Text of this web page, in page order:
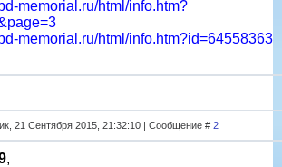
memorial.ru/html/info.htm?
memorial.ru/html/info.htm?id=64558363
21 Сентября 2015, 21:32:10 | Сообщение # 2
,